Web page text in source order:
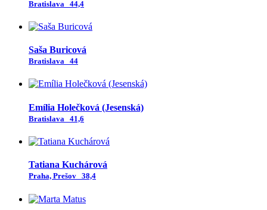
Bratislava 44,4
Saša Buricová
Bratislava 44
Emília Holečková (Jesenská)
Bratislava 41,6
Tatiana Kuchárová
Praha, Prešov 38,4